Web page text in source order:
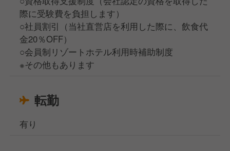
際に受験費を負担します）
○社員割引（当社直営店を利用した際に、飲食代
金20％OFF）
○会員制リゾートホテル利用時補助制度
※その他もあります
転勤
有り